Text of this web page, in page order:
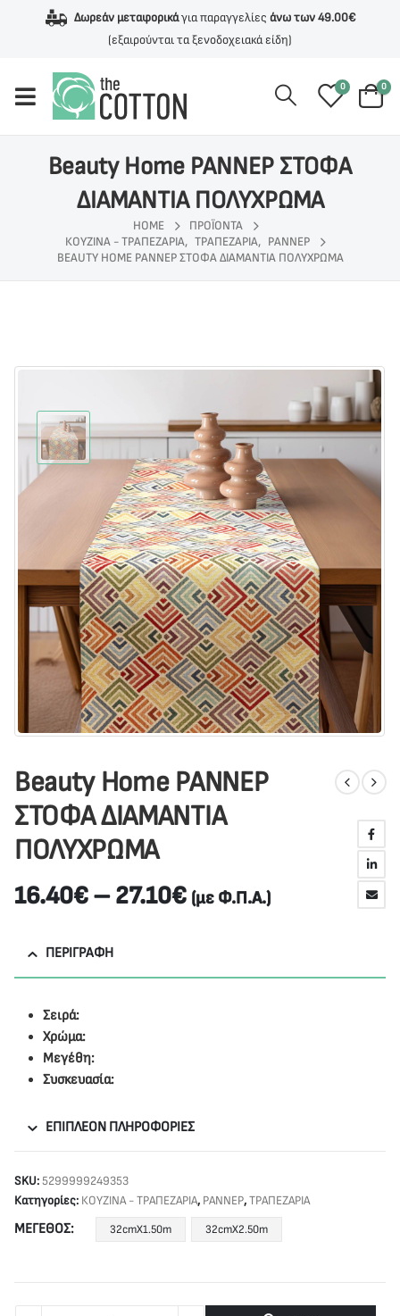
Δωρεάν μεταφορικάγια παραγγελίες άνω των 49.00€
(εξαιρούνται τα ξενοδοχειακά είδη)
0 0
Beauty Home ΡΑΝΝΕΡ ΣΤΟΦΑ
ΔΙΑΜΑΝΤΙΑ ΠΟΛΥΧΡΩΜΑ
HOME
ΠΡΟΪΌΝΤΑ
ΚΟΥΖΙΝΑ - ΤΡΑΠΕΖΑΡΙΑ, ΤΡΑΠΕΖΑΡΙΑ, ΡΑΝΝΕΡ
BEAUTY HOME ΡΑΝΝΕΡ ΣΤΟΦΑ ΔΙΑΜΑΝΤΙΑ ΠΟΛΥΧΡΩΜΑ
Beauty Home ΡΑΝΝΕΡ
ΣΤΟΦΑ ΔΙΑΜΑΝΤΙΑ
ΠΟΛΥΧΡΩΜΑ
16.40€–27.10€ (με Φ.Π.Α.)
ΠΕΡΙΓΡΑΦΉ
Σειρά:
Χρώμα:
Μεγέθη:
Συσκευασία:
ΕΠΙΠΛΈΟΝ ΠΛΗΡΟΦΟΡΊΕΣ
SKU:5299999249353
Κατηγορίες: ΚΟΥΖΙΝΑ - ΤΡΑΠΕΖΑΡΙΑ, ΡΑΝΝΕΡ,ΤΡΑΠΕΖΑΡΙΑ
ΜΈΓΕΘΟΣ 32cmX1.50m 32cmX2.50m